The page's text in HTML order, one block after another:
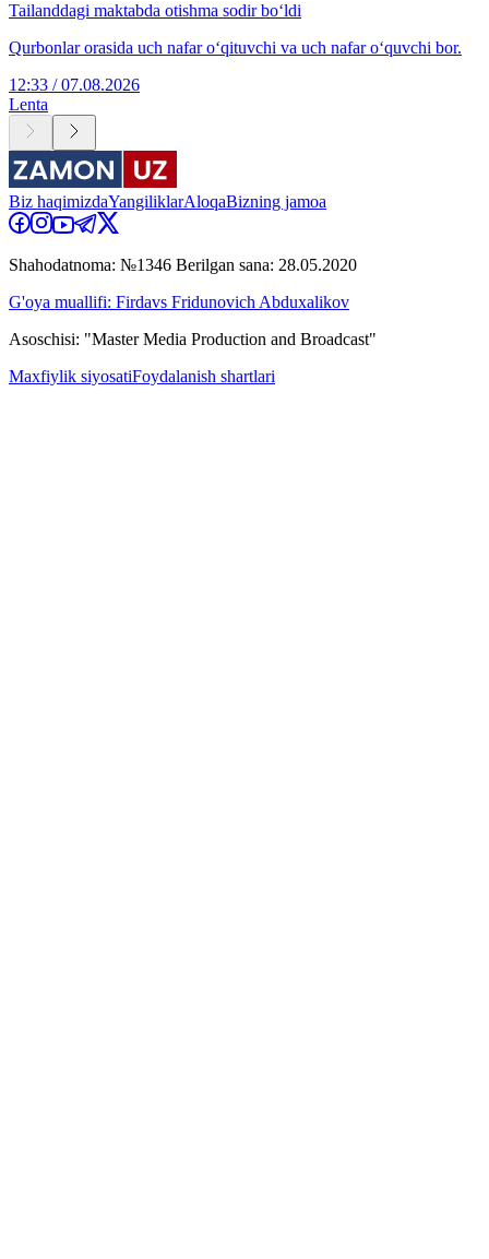
Tailanddagi maktabda otishma sodir bo‘ldi
Qurbonlar orasida uch nafar o‘qituvchi va uch nafar o‘quvchi bor.
12:33 / 07.08.2026
Lenta
Biz haqimizdaYangiliklarAloqaBizning jamoa
Shahodatnoma: №1346 Berilgan sana: 28.05.2020
G'oya muallifi: Firdavs Fridunovich Abduxalikov
Asoschisi: "Master Media Production and Broadcast"
Maxfiylik siyosatiFoydalanish shartlari